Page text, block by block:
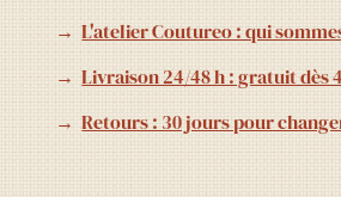
L'atelier Coutureo : qui
Livraison 24/48 h : gratuit dès
Retours : 30 jours pour